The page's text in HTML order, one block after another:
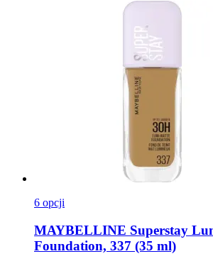
6 opcji
MAYBELLINE Superstay
Foundation, 337 (35 ml)